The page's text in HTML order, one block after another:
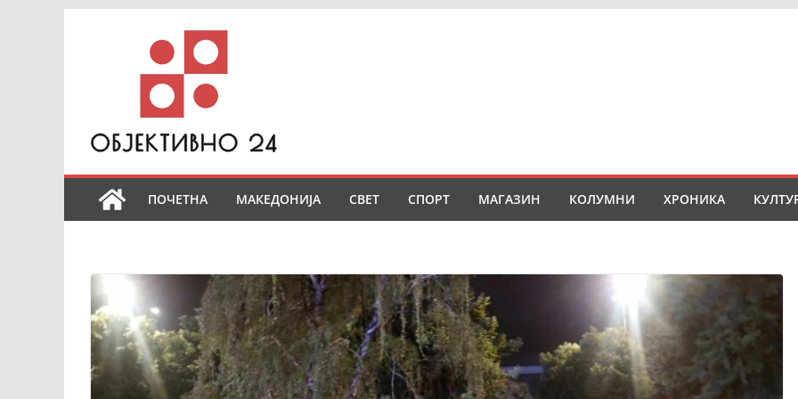
ПОЧЕТНА МАКЕДОНИЈА СВЕТ СПОРТ МАГАЗИН КОЛУМНИ ХРОНИКА